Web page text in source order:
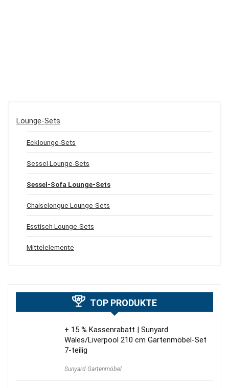
Lounge-Sets
Ecklounge-Sets
Sessel Lounge-Sets
Sessel-Sofa Lounge-Sets
Chaiselongue Lounge-Sets
Esstisch Lounge-Sets
Mittelelemente
TOP PRODUKTE
+ 15 % Kassenrabatt | Sunyard
Wales/Liverpool 210 cm Gartenmöbel-Set
7-teilig
Sunyard Gartenmöbel